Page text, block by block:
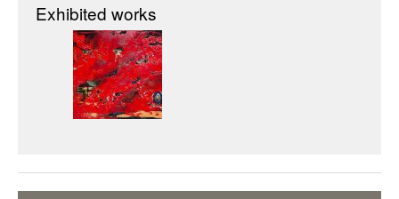
Exhibited works